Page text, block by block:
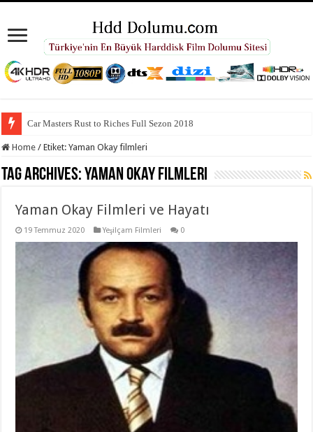
Car Masters Rust to Riches Full Sezon 2018
Home / Etiket:Yaman Okay filmleri
Tag Archives:Yaman Okay filmleri
Yaman Okay Filmleri ve Hayatı
19 Temmuz 2020 Yeşilçam Filmleri 0